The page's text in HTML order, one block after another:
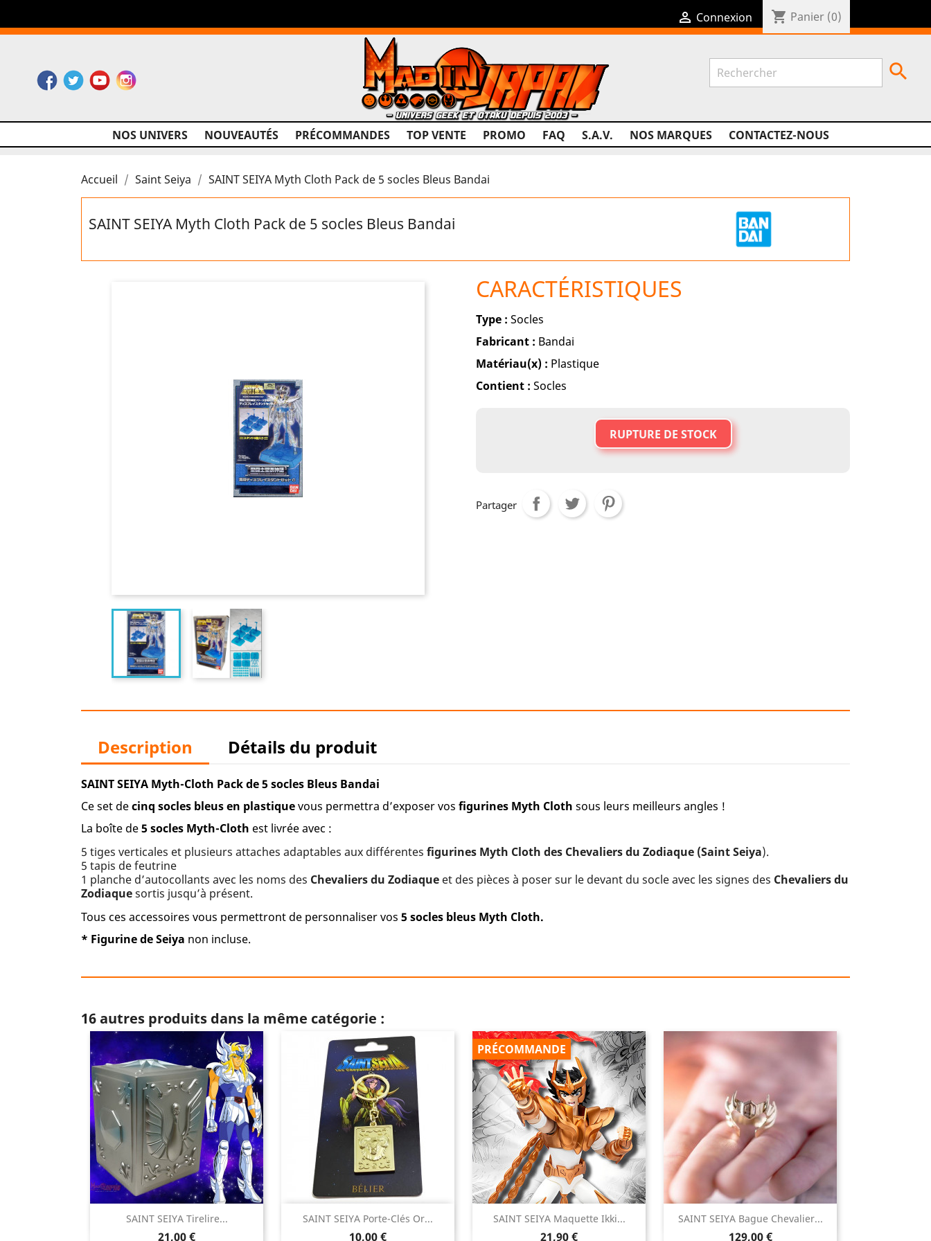
 Connexion shopping_cart Panier (0)
Facebook
TwitterYouTubeInstagram
NOS UNIVERS NOUVEAUTÉS PRÉCOMMANDES TOP VENTE PROMO FAQ S.A.V. NOS MARQUES CONTACTEZ-NOUS

Accueil Saint Seiya SAINT SEIYA Myth Cloth Pack de 5 socles Bleus Bandai
SAINT SEIYA Myth Cloth Pack de 5 socles Bleus Bandai
CARACTÉRISTIQUES
Type : Socles
Fabricant : Bandai
Matériau(x) : Plastique
Contient : Socles
RUPTURE DE STOCK
Partager
Description Détails du produit
SAINT SEIYA Myth-Cloth Pack de 5 socles Bleus Bandai
Ce set decinq socles bleus en plastiquevous permettra d’exposer vos figurines Myth Cloth sous leurs meilleurs angles !
La boîte de5 socles Myth-Cloth est livrée avec :
5 tiges verticales et plusieurs attaches adaptables aux différentes figurines Myth Cloth des Chevaliers du Zodiaque (Saint Seiya).
5 tapis de feutrine
1 planche d’autocollants avec les noms des Chevaliers du Zodiaque et des pièces à poser sur le devant du socle avec les signes des Chevaliers du
Zodiaquesortis jusqu’à présent.
Tous ces accessoires vous permettront de personnaliser vos 5 socles bleus Myth Cloth.
* Figurine de Seiya non incluse.
16 autres produits dans la même catégorie :
SAINT SEIYA Tirelire...
Prix
21,00 €
Aperçu rapide SAINT SEIYA Porte-Clés Or...
Prix
10,00 €
Aperçu rapide SAINT SEIYA Maquette Ikki...
Prix
21,90 €
PRÉCOMMANDE
Aperçu rapide SAINT SEIYA Bague Chevalier...
Prix
129,00 €
Aperçu rapide